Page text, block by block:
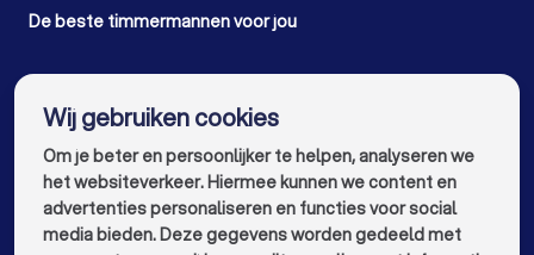
Timmermannen in Zwolle
Timmermannen in Rotterdam
Timmermannen in Den Haag
Timmermannen in Utrecht
De beste timmermannen voor jou
Wij gebruiken cookies
Om je beter en persoonlijker te helpen, analyseren we
het websiteverkeer. Hiermee kunnen we content en
advertenties personaliseren en functies voor social
media bieden. Deze gegevens worden gedeeld met